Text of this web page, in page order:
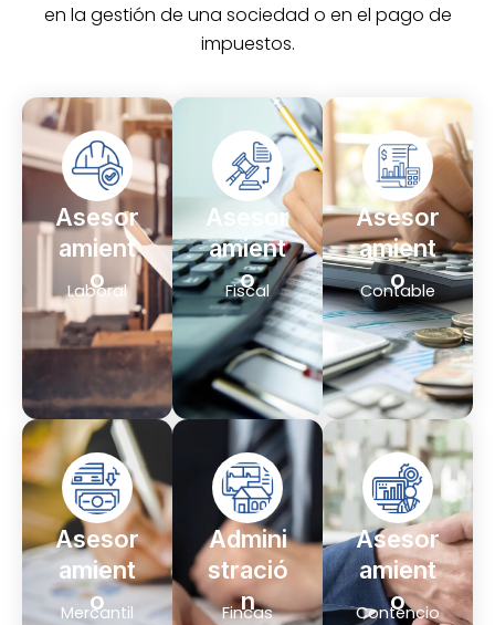
en la gestión de una sociedad o en el pago de
impuestos.
Asesor
amient
o
Laboral
Asesor
amient
o
Fiscal
Asesor
amient
o
Contable
Asesor
amient
o
Mercantil
Admini
stració
n
Fincas
Asesor
amient
o
Contencio